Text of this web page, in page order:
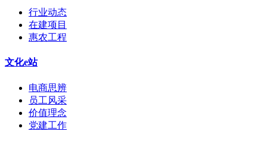
行业动态
在建项目
惠农工程
文化e站
电商思辨
员工风采
价值理念
党建工作